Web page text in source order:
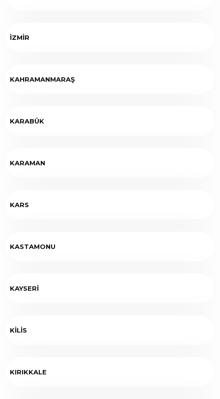
İZMİR
KAHRAMANMARAŞ
KARABÜK
KARAMAN
KARS
KASTAMONU
KAYSERİ
KİLİS
KIRIKKALE